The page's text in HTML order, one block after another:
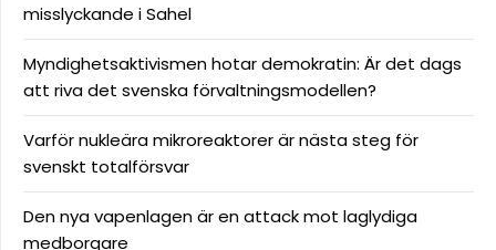
misslyckande i Sahel
Myndighetsaktivismen hotar demokratin: Är det dags
att riva det svenska förvaltningsmodellen?
Varför nukleära mikroreaktorer är nästa steg för
svenskt totalförsvar
Den nya vapenlagen är en attack mot laglydiga
medborgare